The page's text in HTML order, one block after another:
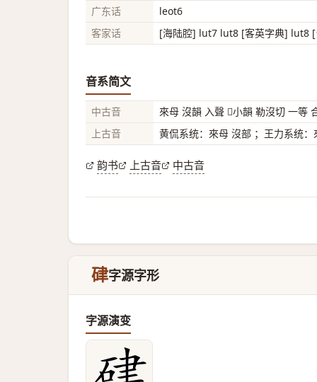
广东话
leot6
客家话
[海陆腔] lut7 lut8 [客英字典] lut8
音系简文
中古音
來母 沒韻 入聲 𠀽小韻 勒沒切 一等
上古音
黄侃系统：來母 沒部 ；王力系统：
韵书 上古音 中古音
硉字源字形
字源演变